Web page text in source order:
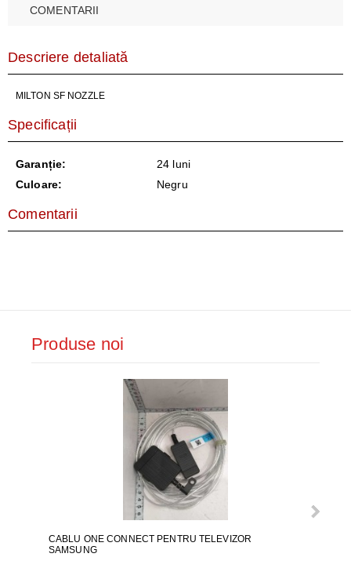
COMENTARII
Descriere detaliată
MILTON SF NOZZLE
Specificații
Garanție:
24 luni
Culoare:
Negru
Comentarii
Produse noi
CABLU ONE CONNECT PENTRU TELEVIZOR
SAMSUNG